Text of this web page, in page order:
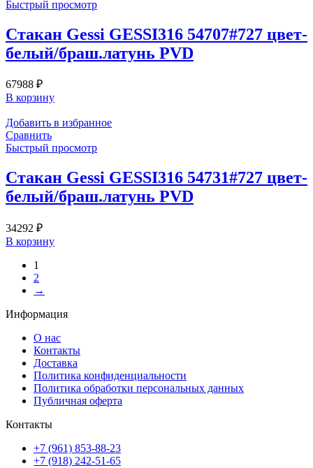
Быстрый просмотр
Стакан Gessi GESSI316 54707#727 цвет-
белый/браш.латунь PVD
67988 ₽
В корзину
Добавить в избранное
Сравнить
Быстрый просмотр
Стакан Gessi GESSI316 54731#727 цвет-
белый/браш.латунь PVD
34292 ₽
В корзину
1
2
→
Информация
О нас
Контакты
Доставка
Политика конфиденциальности
Политика обработки персональных данных
Публичная оферта
Контакты
+7 (961) 853-88-23
+7 (918) 242-51-65